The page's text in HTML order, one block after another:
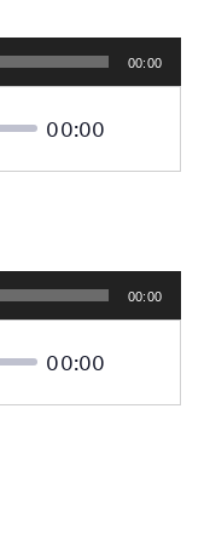
00:00
Current
00:00
Mute
00:00
Current
00:00
Mute